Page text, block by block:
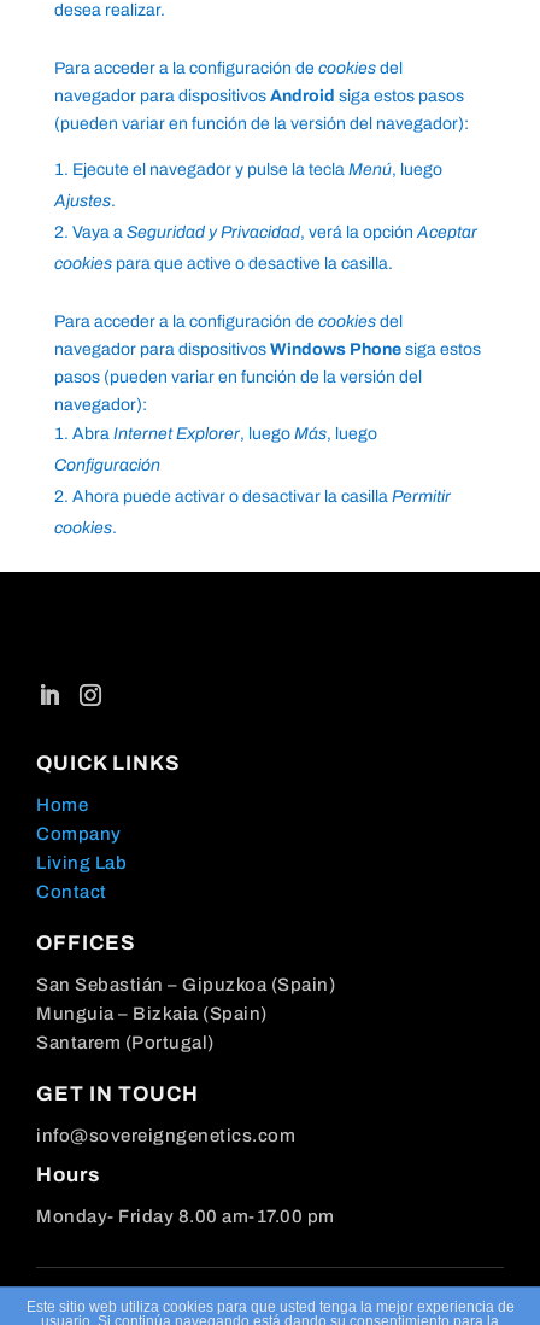
desea realizar.
Para acceder a la configuración de cookiesdel
navegador para dispositivos Android siga estos pasos
(pueden variar en función de la versión del navegador):
Ejecute el navegador y pulse la tecla Menú, luego
Ajustes.
Vaya a Seguridad y Privacidad, verá la opciónAceptar
cookiespara que active o desactive la casilla.
Para acceder a la configuración de cookiesdel
navegador para dispositivos Windows Phonesiga estos
pasos (pueden variar en función de la versión del
navegador):
Abra Internet Explorer, luego Más, luego
Configuración
Ahora puede activar o desactivar la casilla Permitir
cookies.
QUICK LINKS
Home
Company
Living Lab
Contact
OFFICES
San Sebastián – Gipuzkoa (Spain)
Munguia – Bizkaia (Spain)
Santarem (Portugal)
GET IN TOUCH
info@sovereigngenetics.com
Hours
Monday- Friday 8.00 am-17.00 pm
Copyright 2024-25 – All Right Reserved
Este sitio web utiliza cookies para que usted tenga la mejor experiencia de
usuario. Si continúa navegando está dando su consentimiento para la